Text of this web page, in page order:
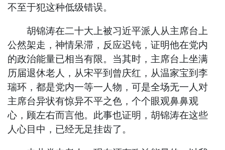
不至于犯这种低级错误。
胡锦涛在二十大上被习近平派人从主席台上
公然架走，神情呆滞，反应迟钝，证明他在党内
的政治能量已相当有限。当其时，主席台上坐满
历届退休老人，从宋平到曾庆红，从温家宝到李
瑞环，都是党内一等一人物，可是全场无一人对
主席台异状有惊异不平之色，个个眼观鼻鼻观
心，顾左右而言他。此事也证明，胡锦涛在这些
人心目中，已经无足挂齿了。